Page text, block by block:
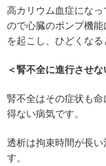
高カリウム血症にな
ので心臓のポンプ機
を起こし、ひどくなる
＜腎不全に進行させな
腎不全はその症状も
得ない病気です。
透析は拘束時間が長
す。